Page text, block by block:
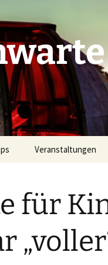
Rundgang
Veranstaltungen
Vorträge Herbst
Gruppenführungen
für